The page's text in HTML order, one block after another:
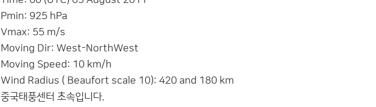
Pmin: 925 hPa
Vmax: 55 m/s
Moving Dir: West-NorthWest
Moving Speed: 10 km/h
Wind Radius ( Beaufort scale 10): 420 and 180 km
중국태풍센터 초속입니다.